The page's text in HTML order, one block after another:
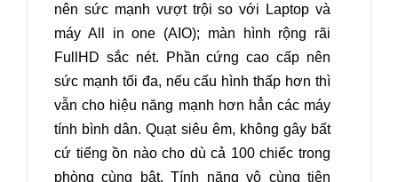
nên sức mạnh vượt trội so với Laptop và
máy All in one (AIO); màn hình rộng rãi
FullHD sắc nét.
Phần cứng cao cấp nên
sức mạnh tối đa, nếu cấu hình thấp hơn thì
vẫn cho hiệu năng mạnh hơn hẳn các máy
tính bình dân. Quạt siêu êm, không gây bất
cứ tiếng ồn nào cho dù cả 100 chiếc trong
phòng cùng bật. Tính năng vô cùng tiện